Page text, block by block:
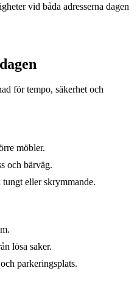
vid båda adresserna dagen
för tempo, säkerhet och
möbler.
och bärväg.
eller skrymmande.
lösa saker.
parkeringsplats.